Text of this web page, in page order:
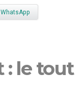
WhatsApp
: le tout